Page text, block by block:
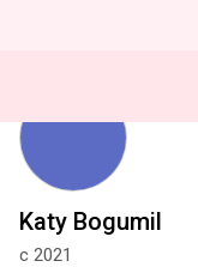
Katy Bogumil
с 2021